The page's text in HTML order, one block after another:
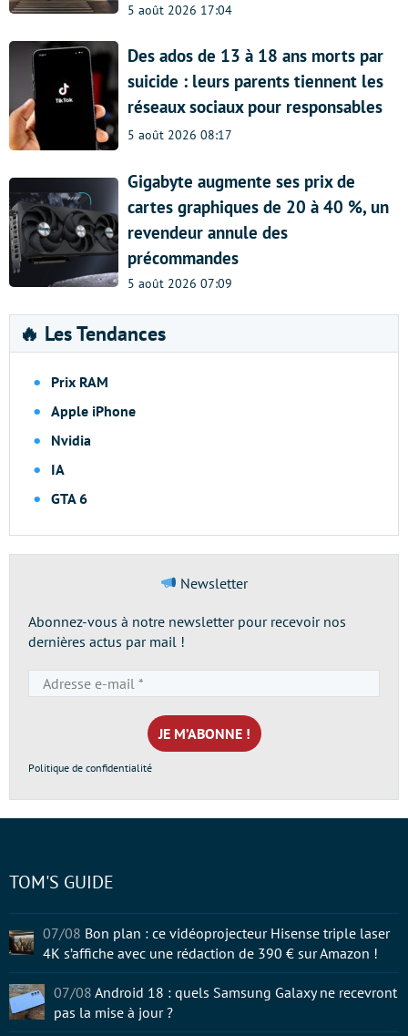
5 août 2026 17:04
Des ados de 13 à 18 ans morts par
suicide : leurs parents tiennent les
réseaux sociaux pour responsables
5 août 2026 08:17
Gigabyte augmente ses prix de
cartes graphiques de 20 à 40 %, un
revendeur annule des
précommandes
5 août 2026 07:09
🔥 Les Tendances
Prix RAM
Apple iPhone
Nvidia
IA
GTA 6
Newsletter
Abonnez-vous à notre newsletter pour recevoir nos
dernières actus par mail !
e-
mail
*
Politique de confidentialité
TOM'S GUIDE
07/08 Bon plan : ce vidéoprojecteur Hisense triple laser
4K s’affiche avec une rédaction de 390 € sur Amazon !
07/08 Android 18 : quels Samsung Galaxy ne recevront
pas la mise à jour ?